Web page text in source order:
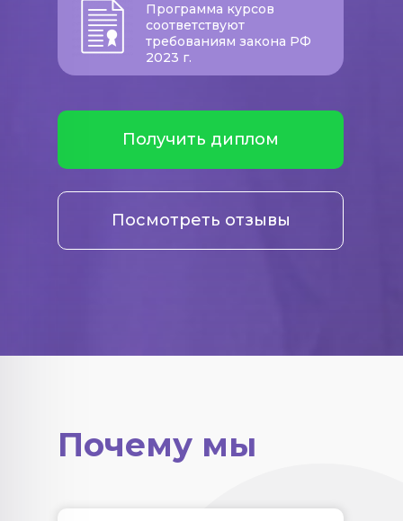
Получить диплом
Программа курсов
соответствуют
требованиям закона РФ
2023 г.
Посмотреть отзывы
Почему мы